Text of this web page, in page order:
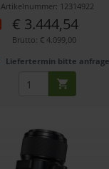
Artikelnummer: 12314922
€ 3.444,54
Brutto: € 4.099,00
Liefertermin bitte